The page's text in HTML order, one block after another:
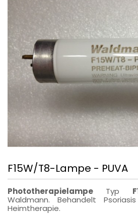
F15W/T8-Lampe - PUVA
Phototherapielampe Typ
Waldmann. Behandelt
Heimtherapie.